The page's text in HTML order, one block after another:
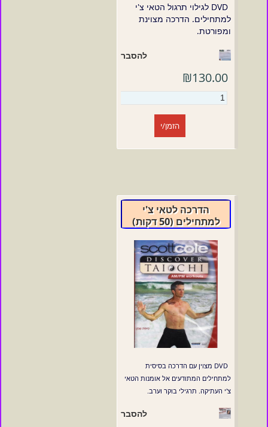
DVD לגילוי תרגול הטאי צ'י
למתחילים. הדרכה מצוינת
ומפורטת.
להסבר
₪130.00
הזמן/י
הדרכה לטאי צ'י
למתחילים (50 דקות)
DVD מצוין עם הדרכה בסיסית
למתחילים המתודעים אל אומנות הטאי
צ'י העתיקה. תרגילי בוקר וערב.
להסבר